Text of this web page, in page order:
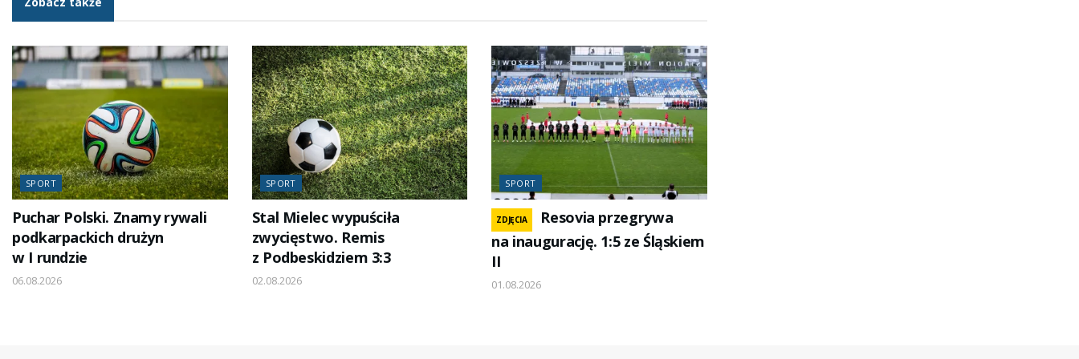
SPORT
Puchar Polski. Znamy rywali
podkarpackich drużyn
w I rundzie
06.08.2026
SPORT
Stal Mielec wypuściła
zwycięstwo. Remis
z Podbeskidziem 3:3
02.08.2026
SPORT
ZDJĘCIA
Resovia przegrywa
na inaugurację. 1:5 ze Śląskiem
II
01.08.2026